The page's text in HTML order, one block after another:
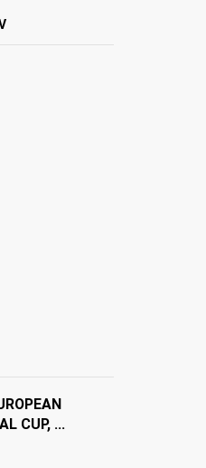
CUP, ...